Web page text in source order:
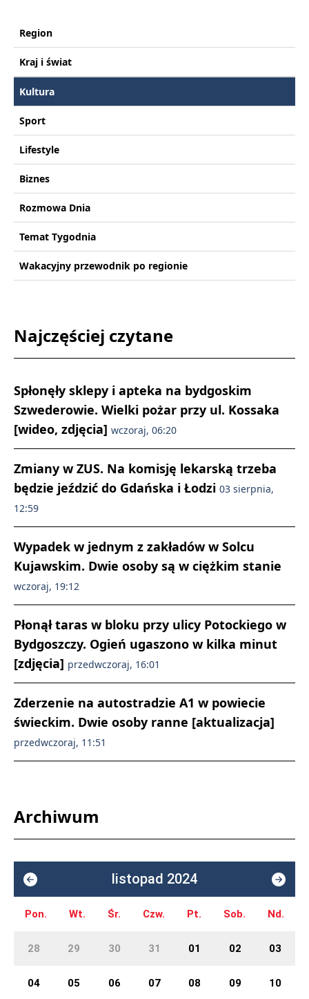
Region
Kraj i świat
Kultura
Sport
Lifestyle
Biznes
Rozmowa Dnia
Temat Tygodnia
Wakacyjny przewodnik po regionie
Najczęściej czytane
Spłonęły sklepy i apteka na bydgoskim
Szwederowie. Wielki pożar przy ul. Kossaka
[wideo, zdjęcia] wczoraj, 06:20
Zmiany w ZUS. Na komisję lekarską trzeba
będzie jeździć do Gdańska i Łodzi 03 sierpnia,
12:59
Wypadek w jednym z zakładów w Solcu
Kujawskim. Dwie osoby są w ciężkim stanie
wczoraj, 19:12
Płonął taras w bloku przy ulicy Potockiego w
Bydgoszczy. Ogień ugaszono w kilka minut
[zdjęcia] przedwczoraj, 16:01
Zderzenie na autostradzie A1 w powiecie
świeckim. Dwie osoby ranne [aktualizacja]
przedwczoraj, 11:51
Archiwum
listopad 2024
Pon. Wt. Śr. Czw. Pt. Sob. Nd.
28 29 30 31 01 02 03
04 05 06 07 08 09 10